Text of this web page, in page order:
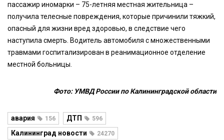
пассажир иномарки – 75-летняя местная жительница –
получила телесные повреждения, которые причинили тяжкий,
опасный для жизни вред здоровью, в следствие чего
наступила смерть. Водитель автомобиля с множественными
травмами госпитализирован в реанимационное отделение
местной больницы.
Фото: УМВД России по Калининградской области
авария 156 ДТП 596
Калининград новости 24270